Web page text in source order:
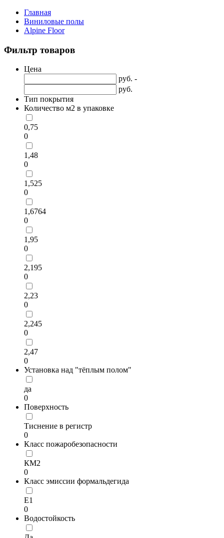
Главная
Виниловые полы
Alpine Floor
Фильтр товаров
Цена
руб. -
руб.
Тип покрытия
Количество м2 в упаковке
0,75
0
1,48
0
1,525
0
1,6764
0
1,95
0
2,195
0
2,23
0
2,245
0
2,47
0
Установка над "тёплым полом"
да
0
Поверхность
Тиснение в регистр
0
Класс пожаробезопасности
КМ2
0
Класс эмиссии формальдегида
Е1
0
Водостойкость